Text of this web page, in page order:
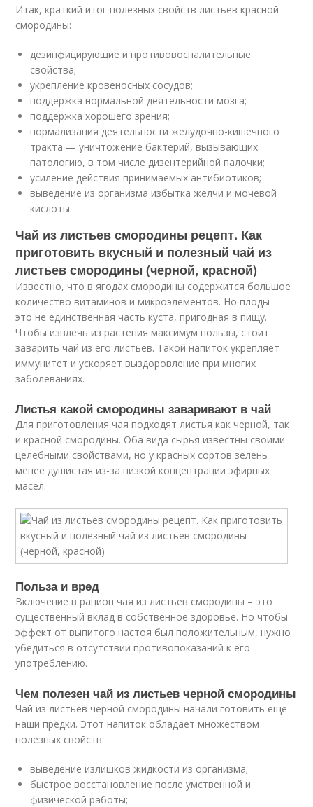
Итак, краткий итог полезных свойств листьев красной
смородины:
дезинфицирующие и противовоспалительные
свойства;
укрепление кровеносных сосудов;
поддержка нормальной деятельности мозга;
поддержка хорошего зрения;
нормализация деятельности желудочно-кишечного
тракта — уничтожение бактерий, вызывающих
патологию, в том числе дизентерийной палочки;
усиление действия принимаемых антибиотиков;
выведение из организма избытка желчи и мочевой
кислоты.
Чай из листьев смородины рецепт. Как
приготовить вкусный и полезный чай из
листьев смородины (черной, красной)
Известно, что в ягодах смородины содержится большое
количество витаминов и микроэлементов. Но плоды –
это не единственная часть куста, пригодная в пищу.
Чтобы извлечь из растения максимум пользы, стоит
заварить чай из его листьев. Такой напиток укрепляет
иммунитет и ускоряет выздоровление при многих
заболеваниях.
Листья какой смородины заваривают в чай
Для приготовления чая подходят листья как черной, так
и красной смородины. Оба вида сырья известны своими
целебными свойствами, но у красных сортов зелень
менее душистая из-за низкой концентрации эфирных
масел.
Польза и вред
Включение в рацион чая из листьев смородины – это
существенный вклад в собственное здоровье. Но чтобы
эффект от выпитого настоя был положительным, нужно
убедиться в отсутствии противопоказаний к его
употреблению.
Чем полезен чай из листьев черной смородины
Чай из листьев черной смородины начали готовить еще
наши предки. Этот напиток обладает множеством
полезных свойств:
выведение излишков жидкости из организма;
быстрое восстановление после умственной и
физической работы;